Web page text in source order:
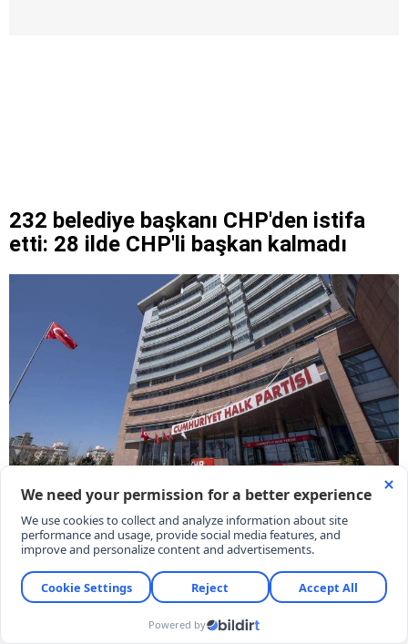
232 belediye başkanı CHP'den istifa
etti: 28 ilde CHP'li başkan kalmadı
YENİ Parti Genel Başkan Yardımcısı Yaşar Tüzün,
CHP'den istifa eden 232 belediye başkanının
partilerine katıldığını ve 28 ilde CHP'li başkan
kalmadığını duyururken; ağustos ayı sonuna kadar
katılım sayısının 300'ü aşacağını ve çok sayıda
büyükşehir belediye başkanının da YENİ Parti'ye